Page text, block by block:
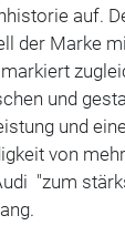
auf.
der Marke
und
und
von
"zum